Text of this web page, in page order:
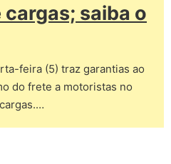
saiba o
feira (5) traz garantias ao
do frete a motoristas no